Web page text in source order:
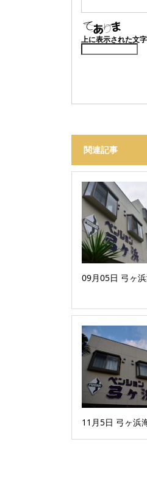
上に表示された文
関連記事
09月05日 弓ヶ
11月5日 弓ヶ浜